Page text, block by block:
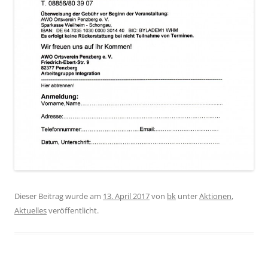
Dieser Beitrag wurde am 13. April 2017von bk unterAktionen,
Aktuellesveröffentlicht.